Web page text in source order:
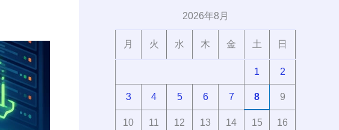
2026年8月
月 火 水 木 金 土 日
1 2
3 4 5 6 7 8 9
10 11 12 13 14 15 16